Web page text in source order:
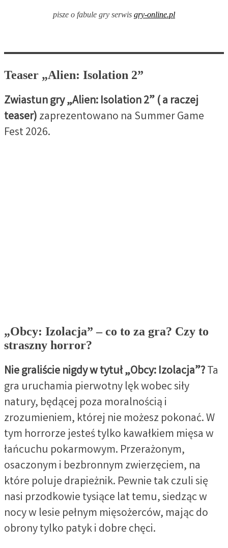
pisze o fabule gry serwis gry-online.pl
Teaser „Alien: Isolation 2”
Zwiastun gry „Alien: Isolation 2” ( a raczej
teaser)zaprezentowano na Summer Game
Fest 2026.
„Obcy: Izolacja” – co to za gra? Czy to
straszny horror?
Nie graliście nigdy w tytuł „Obcy: Izolacja”?Ta
gra uruchamia pierwotny lęk wobec siły
natury, będącej poza moralnością i
zrozumieniem, której nie możesz pokonać. W
tym horrorze jesteś tylko kawałkiem mięsa w
łańcuchu pokarmowym. Przerażonym,
osaczonym i bezbronnym zwierzęciem, na
które poluje drapieżnik. Pewnie tak czuli się
nasi przodkowie tysiące lat temu, siedząc w
nocy w lesie pełnym mięsożerców, mając do
obrony tylko patyk i dobre chęci.